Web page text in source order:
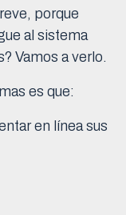
porque
al sistema
Vamos a verlo.
es que:
en línea sus